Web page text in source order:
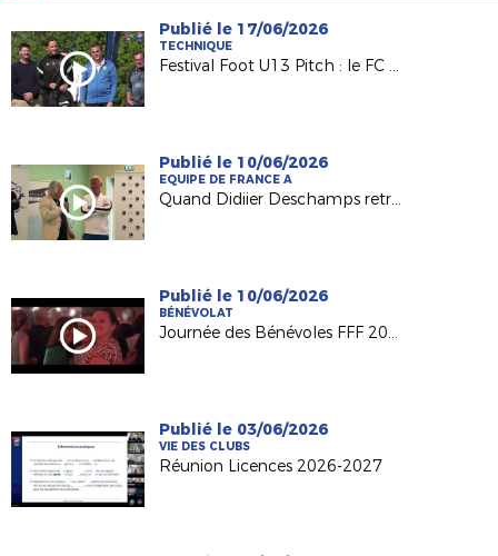
Publié le 17/06/2026
TECHNIQUE
Festival Foot U13 Pitch : le FC Chalonnes Chaudefonds club support à l'organisation
Publié le 10/06/2026
EQUIPE DE FRANCE A
Quand Didiier Deschamps retrouve ses racines nantaises...
Publié le 10/06/2026
BÉNÉVOLAT
Journée des Bénévoles FFF 2026
Publié le 03/06/2026
VIE DES CLUBS
Réunion Licences 2026-2027